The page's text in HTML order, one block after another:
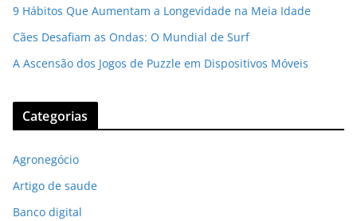
9 Hábitos Que Aumentam a Longevidade na Meia Idade
Cães Desafiam as Ondas: O Mundial de Surf
A Ascensão dos Jogos de Puzzle em Dispositivos Móveis
Categorias
Agronegócio
Artigo de saude
Banco digital